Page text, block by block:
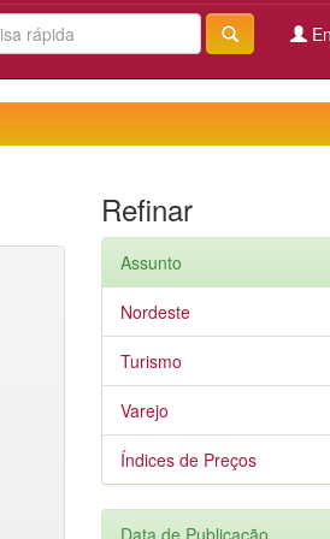
Refinar
Assunto
Nordeste
Turismo
Varejo
Índices de Preços
Data de Publicação